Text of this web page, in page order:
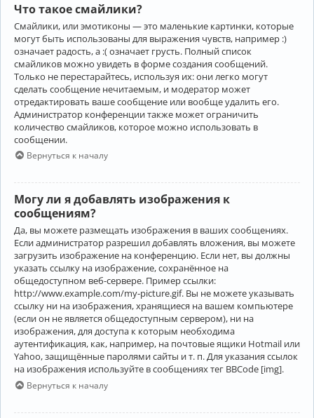
Что такое смайлики?
Смайлики, или эмотиконы — это маленькие картинки, которые
могут быть использованы для выражения чувств, например :)
означает радость, а :( означает грусть. Полный список
смайликов можно увидеть в форме создания сообщений.
Только не перестарайтесь, используя их: они легко могут
сделать сообщение нечитаемым, и модератор может
отредактировать ваше сообщение или вообще удалить его.
Администратор конференции также может ограничить
количество смайликов, которое можно использовать в
сообщении.
Вернуться к началу
Могу ли я добавлять изображения к
сообщениям?
Да, вы можете размещать изображения в ваших сообщениях.
Если администратор разрешил добавлять вложения, вы можете
загрузить изображение на конференцию. Если нет, вы должны
указать ссылку на изображение, сохранённое на
общедоступном веб-сервере. Пример ссылки:
http://www.example.com/my-picture.gif. Вы не можете указывать
ссылку ни на изображения, хранящиеся на вашем компьютере
(если он не является общедоступным сервером), ни на
изображения, для доступа к которым необходима
аутентификация, как, например, на почтовые ящики Hotmail или
Yahoo, защищённые паролями сайты и т. п. Для указания ссылок
на изображения используйте в сообщениях тег BBCode [img].
Вернуться к началу